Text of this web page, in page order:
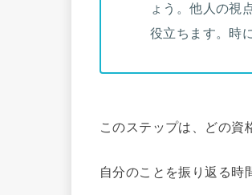
ょう。他人の視
役立ちます。時
このステップは、どの資
自分のことを振り返る時